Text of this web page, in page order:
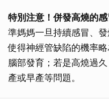
特別注意！併發高燒的感
準媽媽一旦持續感冒、
使得神經管缺陷的機率
腦部發育；若是高燒過
產或早產等問題。